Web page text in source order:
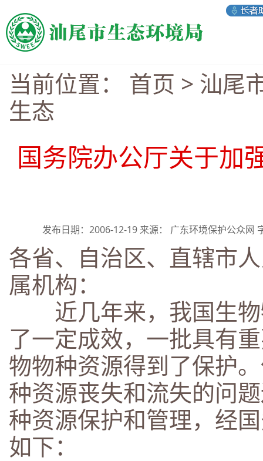
当前位置： 首页 > 汕尾
生态
国务院办公厅关于加
发布日期：2006-12-19 来源： 广东环境保护公众网
各省、自治区、直辖市
属机构：
近几年来，我国生物
了一定成效，一批具有
物物种资源得到了保护
种资源丧失和流失的问
种资源保护和管理，经
如下：